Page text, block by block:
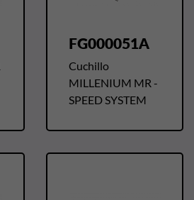
FG000051A
Cuchillo
MILLENIUM MR -
SPEED SYSTEM